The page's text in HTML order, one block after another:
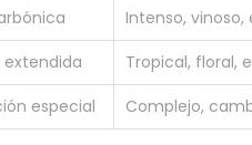
Intenso, vinoso,
Tropical, floral,
especial Complejo,